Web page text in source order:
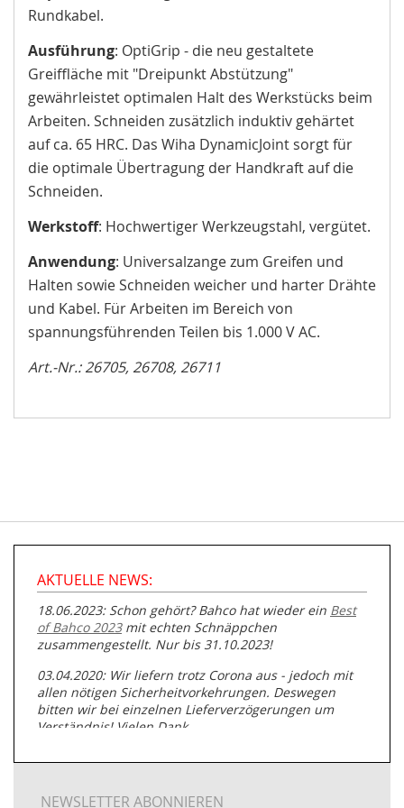
Rundkabel.
Ausführung: OptiGrip - die neu gestaltete
Greiffläche mit "Dreipunkt Abstützung"
gewährleistet optimalen Halt des Werkstücks beim
Arbeiten. Schneiden zusätzlich induktiv gehärtet
auf ca. 65 HRC. Das Wiha DynamicJoint sorgt für
die optimale Übertragung der Handkraft auf die
Schneiden.
Werkstoff: Hochwertiger Werkzeugstahl, vergütet.
Anwendung: Universalzange zum Greifen und
Halten sowie Schneiden weicher und harter Drähte
und Kabel. Für Arbeiten im Bereich von
spannungsführenden Teilen bis 1.000 V AC.
Art.-Nr.: 26705, 26708, 26711
AKTUELLE NEWS:
18.06.2023: Schon gehört? Bahco hat wieder ein Best
of Bahco 2023mit echten Schnäppchen
zusammengestellt. Nur bis 31.10.2023!
03.04.2020: Wir liefern trotz Corona aus - jedoch mit
allen nötigen Sicherheitvorkehrungen. Deswegen
bitten wir bei einzelnen Lieferverzögerungen um
Verständnis! Vielen Dank.
05.07.2019: Neuester Zugang zu unserer
Rohrbearbeitung
NEWSLETTER ABONNIEREN